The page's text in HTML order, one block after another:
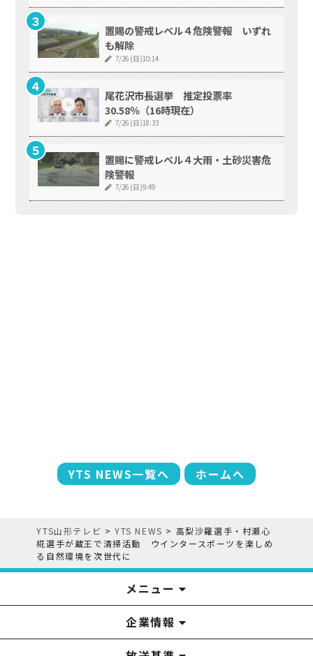
置賜の警戒レベル４危険警報 いずれ
も解除
7/26 (日)10:14
尾花沢市長選挙 推定投票率
30.58％（16時現在）
7/26 (日)18:33
置賜に警戒レベル４大雨・土砂災害危
険警報
7/26 (日)9:49
YTS NEWS一覧へ ホームへ
YTS山形テレビ >YTS NEWS > 高梨沙羅選手・村瀬心
椛選手が蔵王で清掃活動 ウインタースポーツを楽しめ
る自然環境を次世代に
メニュー
YTSニュース
番組
アナウンサー
プレゼント
イベント
みるるん星人
YTS見学ツアー
番組表
お問い合わせ
企業情報